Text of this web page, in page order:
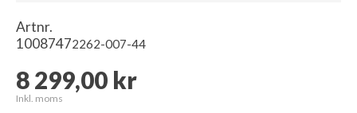
Artnr.
10087472262-007-44
8 299,00 kr
Inkl. moms